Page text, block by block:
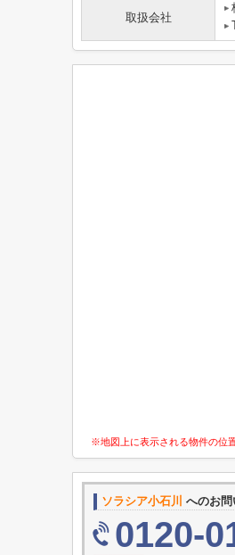
取扱会社
※地図上に表示される物件の位
ソラシア小石川 へのお
0120-